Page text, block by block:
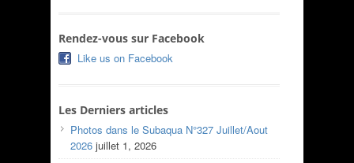
Rendez-vous sur Facebook
Like us on Facebook
Les Derniers articles
Photos dans le Subaqua N°327 Juillet/Aout
2026 juillet 1, 2026